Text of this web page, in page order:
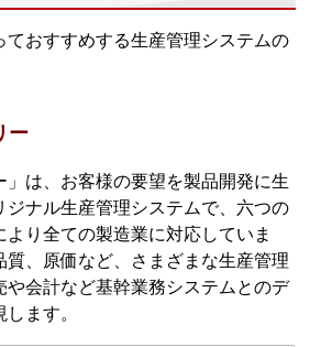
ておすすめする生産管理システムの
ー
」は、お客様の要望を製品開発に生
ジナル生産管理システムで、六つの
り全ての製造業に対応していま
質、原価など、さまざまな生産管理
や会計など基幹業務システムとのデ
ます。